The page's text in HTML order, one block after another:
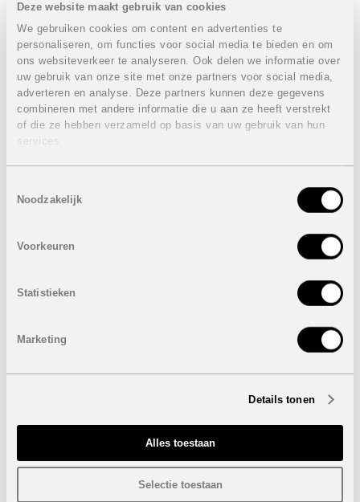
Deze website maakt gebruik van cookies
We gebruiken cookies om content en advertenties te
personaliseren, om functies voor social media te bieden en om
ons websiteverkeer te analyseren. Ook delen we informatie over
uw gebruik van onze site met onze partners voor social media,
adverteren en analyse. Deze partners kunnen deze gegevens
combineren met andere informatie die u aan ze heeft verstrekt
of die ze hebben verzameld op basis van uw gebruik van hun
services.
Noodzakelijk
Voorkeuren
Statistieken
Marketing
Details tonen
Alles toestaan
Selectie toestaan
Prijs:VERKOCHT
Eigenschappen appartement eerste verdieping:
VERKOCHT
3 Slaapkamers
2 Badkamers
Bebouwde oppervlakte: 112 m²
Terras: 10 m²
Prijs:VERKOCHT
Eigenschappen penthouse appartementen:
VERKOCHT
Bebouwde oppervlakte: van 99 m² tot 111 m²
Ondergrondse autostaanplaats
Elektrische keukentoestellen: Kookplaat, dampkap,
oven, microgolf, koelkast, wasmachine en
Onder voorbehoud van eventuele prijswijzigingen.
STUUR NAAR EEN VRIEND